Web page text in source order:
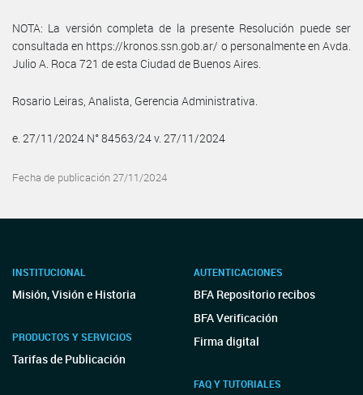
NOTA: La versión completa de la presente Resolución puede ser
consultada en https://kronos.ssn.gob.ar/ o personalmente en Avda.
Julio A. Roca 721 de esta Ciudad de Buenos Aires.
Rosario Leiras, Analista, Gerencia Administrativa.
e. 27/11/2024 N° 84563/24 v. 27/11/2024
Fecha de publicación 27/11/2024
INSTITUCIONAL
Misión, Visión e Historia
PRODUCTOS Y SERVICIOS
Tarifas de Publicación
AUTENTICACIONES
BFA Repositorio recibos
BFA Verificación
Firma digital
FAQ Y TUTORIALES